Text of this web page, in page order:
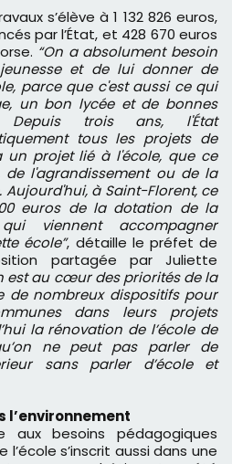
s’élève à 1 132 826 euros,
par l’État, et 428 670 euros
“On a absolument besoin
et de lui donner de
parce que c'est aussi ce qui
un bon lycée et de bonnes
Depuis trois ans, l'État
tous les projets de
un projet lié à l'école, que ce
l'agrandissement ou de la
à Saint-Florent, ce
euros de la dotation de la
viennent accompagner
école”, détaille le préfet de
partagée par Juliette
est au cœur des priorités de la
de nombreux dispositifs pour
dans leurs projets
la rénovation de l’école de
ne peut pas parler de
sans parler d’école et
l’environnement
aux besoins pédagogiques
s’inscrit aussi dans une